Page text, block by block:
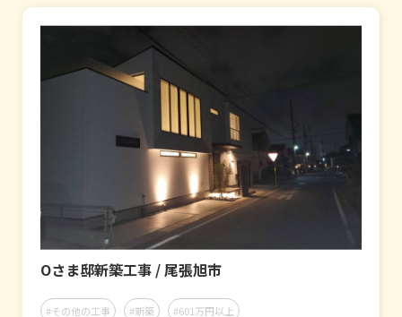
Oさま邸新築工事 / 尾張旭市
#その他の工事 #新築 #601万円以上